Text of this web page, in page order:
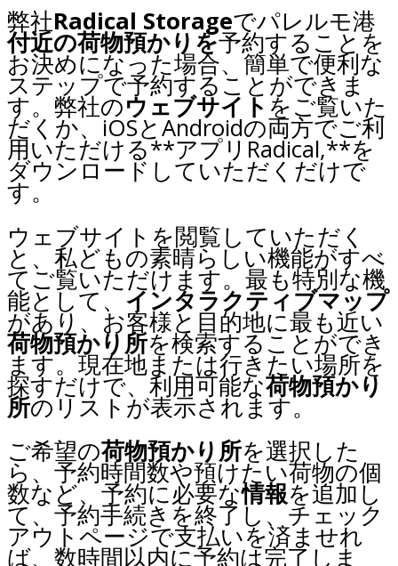
弊社Radical Storageでパレルモ港
付近の荷物預かりを予約することを
お決めになった場合、簡単で便利な
ステップで予約することができま
す。弊社のウェブサイト をご覧いた
だくか、iOSとAndroidの両方でご利
用いただける**アプリRadical,**を
ダウンロードしていただくだけで
す。
ウェブサイトを閲覧していただく
と、私どもの素晴らしい機能がすべ
てご覧いただけます。最も特別な機
能として、インタラクティブマップ
があり、お客様と目的地に最も近い
荷物預かり所を検索することができ
ます。現在地または行きたい場所を
探すだけで、利用可能な荷物預かり
所のリストが表示されます。
ご希望の荷物預かり所を選択した
ら、予約時間数や預けたい荷物の個
数など、予約に必要な情報を追加し
て、予約手続きを終了し、チェック
アウトページで支払いを済ませれ
ば、数時間以内に予約は完了しま